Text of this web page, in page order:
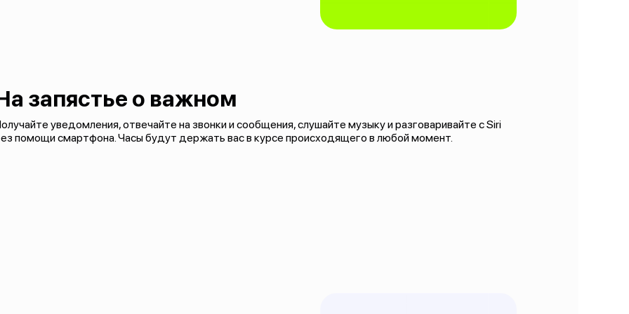
запястье о важном
уведомления, отвечайте на звонки и сообщения, слушайте музыку и разговаривайте с Siri
помощи смартфона. Часы будут держать вас в курсе происходящего в любой момент.